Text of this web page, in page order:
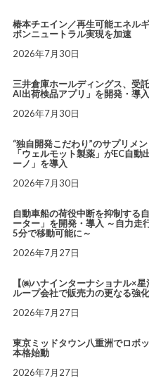
椿本チエイン／再生可能エネル
ボンニュートラル実現を加速
2026年7月30日
三井倉庫ホールディングス、受
AI出荷検品アプリ」を開発・導
2026年7月30日
“独自開発こだわり”のサプリメ
「ウェルモット製薬」がEC自動
ーノ」を導入
2026年7月30日
自動車船の荷役中断を抑制する
ーター」を開発・導入 ～自力走
5分で移動可能に～
2026年7月27日
【㈱ハナインターナショナル×
ループ会社で販売力の更なる強
2026年7月27日
東京ミッドタウン八重洲でロボ
本格始動
2026年7月27日